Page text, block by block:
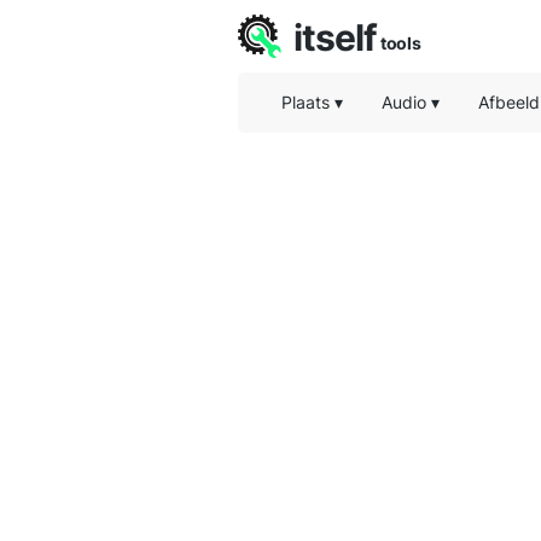
itselftools
Plaats ▾ Audio ▾